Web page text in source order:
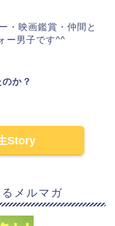
・映画鑑賞・仲間と
ー男子です^^
か？
Story
メルマガ